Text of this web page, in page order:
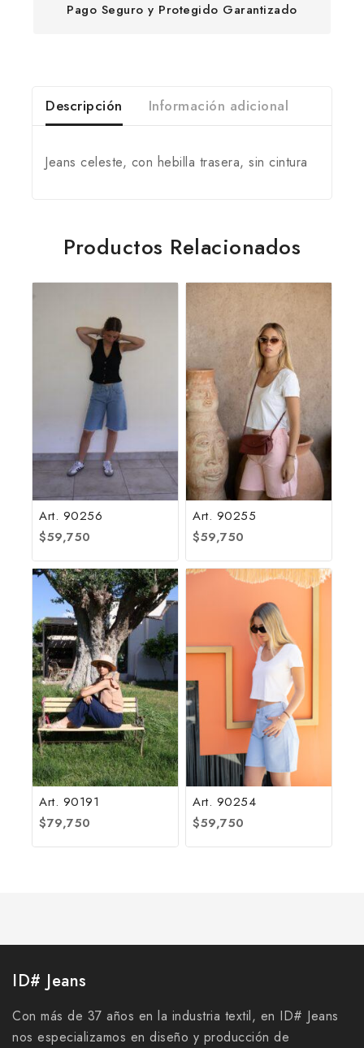
Pago Seguro y Protegido Garantizado
Descripción Información adicional
Jeans celeste, con hebilla trasera, sin cintura
Productos Relacionados
Art. 90256
$59,750
Art. 90255
$59,750
Art. 90191
$79,750
Art. 90254
$59,750
ID# Jeans
Con más de 37 años en la industria textil, en ID# Jeans
nos especializamos en diseño y producción de